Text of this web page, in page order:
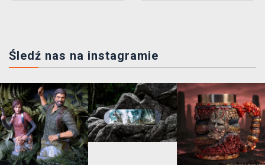
Śledź nas na instagramie